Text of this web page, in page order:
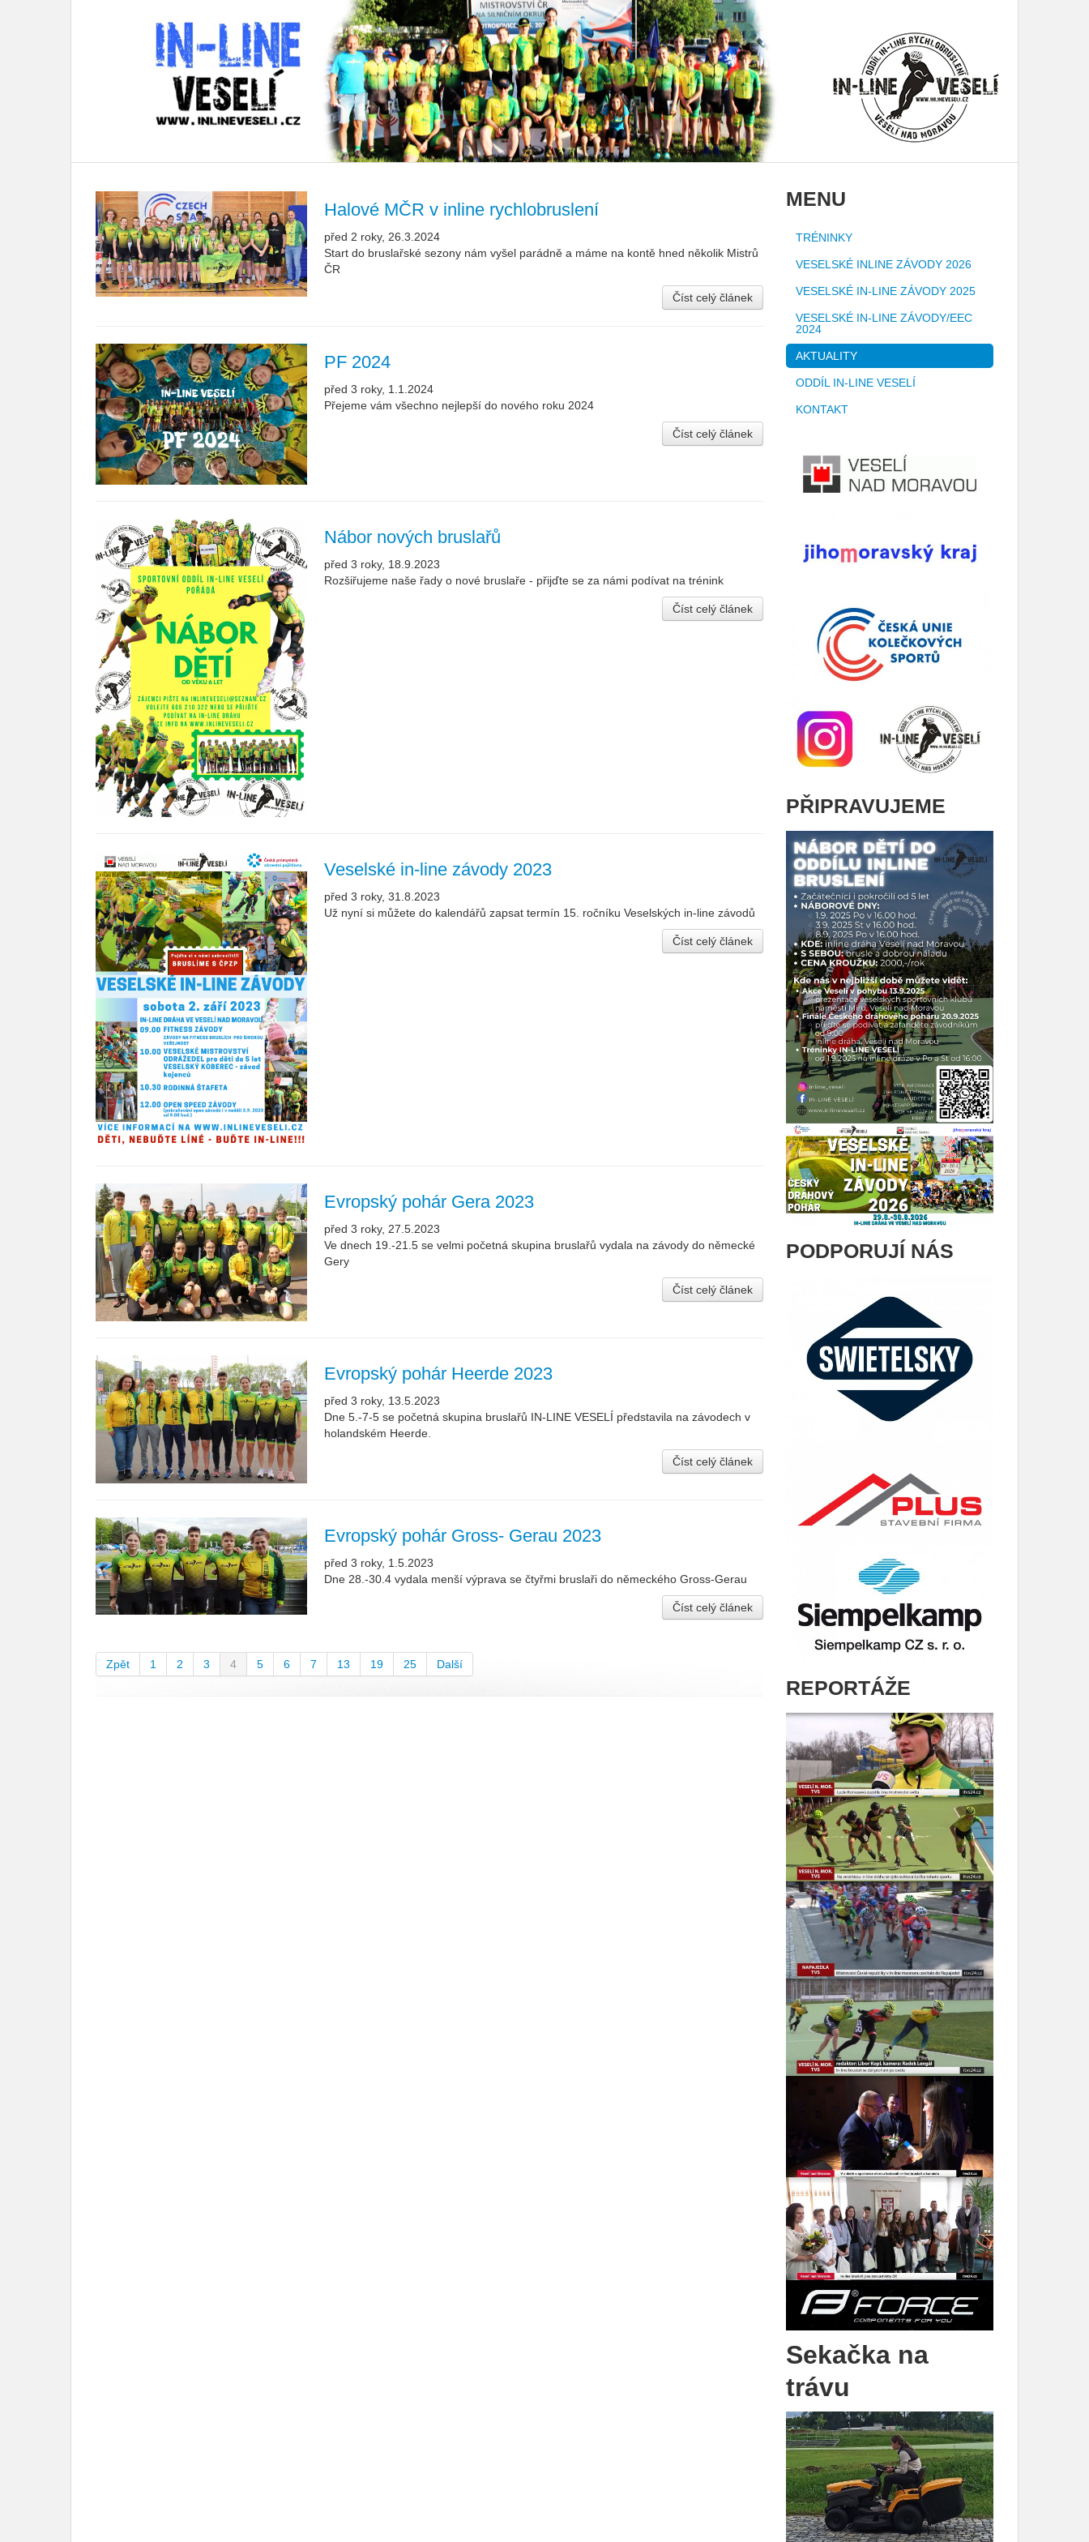
Halové MČR v inline rychlobruslení
před 2 roky, 26.3.2024
Start do bruslařské sezony nám vyšel parádně a máme na kontě hned několik Mistrů
ČR
Číst celý článek
PF 2024
před 3 roky, 1.1.2024
Přejeme vám všechno nejlepší do nového roku 2024
Číst celý článek
Nábor nových bruslařů
před 3 roky, 18.9.2023
Rozšiřujeme naše řady o nové bruslaře - přijďte se za námi podívat na trénink
Číst celý článek
Veselské in-line závody 2023
před 3 roky, 31.8.2023
Už nyní si můžete do kalendářů zapsat termín 15. ročníku Veselských in-line závodů
Číst celý článek
Evropský pohár Gera 2023
před 3 roky, 27.5.2023
Ve dnech 19.-21.5 se velmi početná skupina bruslařů vydala na závody do německé
Gery
Číst celý článek
Evropský pohár Heerde 2023
před 3 roky, 13.5.2023
Dne 5.-7-5 se početná skupina bruslařů IN-LINE VESELÍ představila na závodech v
holandském Heerde.
Číst celý článek
Evropský pohár Gross- Gerau 2023
před 3 roky, 1.5.2023
Dne 28.-30.4 vydala menší výprava se čtyřmi bruslaři do německého Gross-Gerau
Číst celý článek
Zpět 1 2 3 4 5 6 7 13 19 25 Další
MENU
TRÉNINKY
VESELSKÉ INLINE ZÁVODY 2026
VESELSKÉ IN-LINE ZÁVODY 2025
VESELSKÉ IN-LINE ZÁVODY/EEC
2024
AKTUALITY
ODDÍL IN-LINE VESELÍ
KONTAKT
PŘIPRAVUJEME
PODPORUJÍ NÁS
REPORTÁŽE
Sekačka na
trávu